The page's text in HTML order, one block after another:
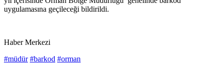
uygulamasına geçileceği bildirildi.
Haber Merkezi
#müdür #barkod #orman